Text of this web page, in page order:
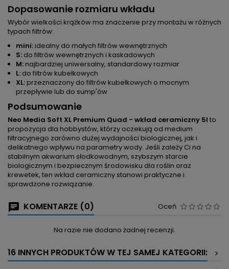
Dopasowanie rozmiaru wkładu
Wybór wielkości krążków ma znaczenie przy montażu w różnych
typach filtrów:
mini:idealny do małych filtrów wewnętrznych
S: do filtrów wewnętrznych i kaskadowych
M:najbardziej uniwersalny, standardowy rozmiar
L: do filtrów kubełkowych
XL:przeznaczony do filtrów kubełkowych o mocnym
przepływie lub do sump'ów
Podsumowanie
Neo Media Soft XL Premium Quad - wkład ceramiczny 5l to
propozycja dla hobbystów, którzy oczekują od medium
filtracyjnego zarówno dużej wydajności biologicznej, jak i
delikatnego wpływu na parametry wody. Jeśli zależy Ci na
stabilnym akwarium słodkowodnym, szybszym starcie
biologicznym i bezpiecznym środowisku dla roślin oraz
krewetek, ten wkład ceramiczny stanowi praktyczne i
sprawdzone rozwiązanie.
KOMENTARZE (0) Oceń
Na razie nie dodano żadnej recenzji.
16 INNYCH PRODUKTÓW W TEJ SAMEJ KATEGORII:
>